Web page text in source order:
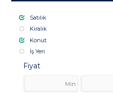
Satılık
Kiralık
Konut
İş Yeri
Fiyat